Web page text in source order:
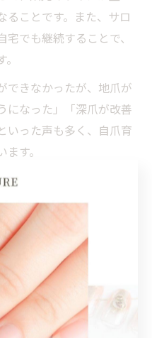
ることです。また、サロ
でも継続することで、
できなかったが、地爪が
になった」「深爪が改善
いった声も多く、自爪育
す。
向きな毎日
ことで、手元が美しく整
るようになります。那覇
る空間で施術を受けられ
自分へのご褒美にも最適
とって、定期的なネイル